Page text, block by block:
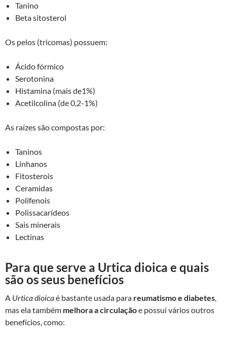
Tanino
Beta sitosterol
Os pelos (tricomas) possuem:
Ácido fórmico
Serotonina
Histamina (mais de1%)
Acetilcolina (de 0,2-1%)
As raízes são compostas por:
Taninos
Linhanos
Fitosterois
Ceramidas
Polifenois
Polissacarídeos
Sais minerais
Lectinas
Para que serve a Urtica dioica e quais
são os seus benefícios
A Urtica dioicaé bastante usada para reumatismo e diabetes,
mas ela também melhora a circulaçãoe possui vários outros
benefícios, como: